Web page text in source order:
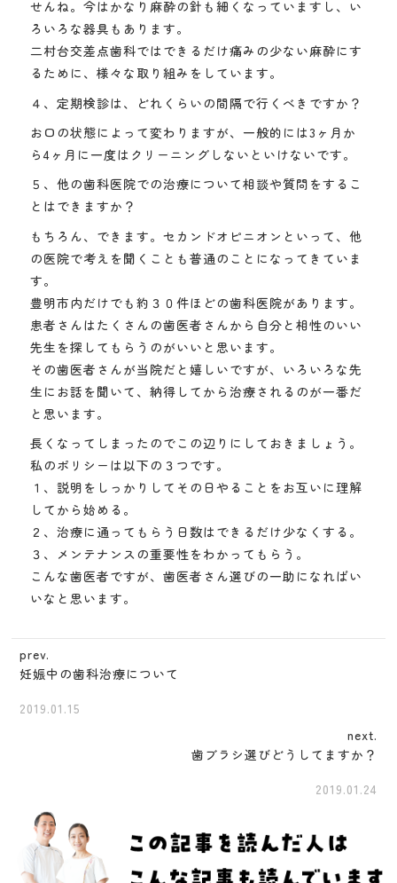
せんね。今はかなり麻酔の針も細くなっていますし、い
ろいろな器具もあります。
二村台交差点歯科ではできるだけ痛みの少ない麻酔にす
るために、様々な取り組みをしています。
４、定期検診は、どれくらいの間隔で行くべきですか？
お口の状態によって変わりますが、一般的には3ヶ月か
ら4ヶ月に一度はクリーニングしないといけないです。
５、他の歯科医院での治療について相談や質問をするこ
とはできますか？
もちろん、できます。セカンドオピニオンといって、他
の医院で考えを聞くことも普通のことになってきていま
す。
豊明市内だけでも約３０件ほどの歯科医院があります。
患者さんはたくさんの歯医者さんから自分と相性のいい
先生を探してもらうのがいいと思います。
その歯医者さんが当院だと嬉しいですが、いろいろな先
生にお話を聞いて、納得してから治療されるのが一番だ
と思います。
長くなってしまったのでこの辺りにしておきましょう。
私のポリシーは以下の３つです。
１、説明をしっかりしてその日やることをお互いに理解
してから始める。
２、治療に通ってもらう日数はできるだけ少なくする。
３、メンテナンスの重要性をわかってもらう。
こんな歯医者ですが、歯医者さん選びの一助になればい
いなと思います。
prev.
妊娠中の歯科治療について
2019.01.15
next.
歯ブラシ選びどうしてますか？
2019.01.24